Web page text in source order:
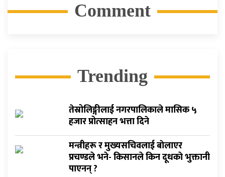
Comment
Trending
तेस्रोलिङ्गीलाई नगरपालिकाले मासिक ५
हजार प्रोत्साहन भत्ता दिने
मन्त्रीहरू र मुख्यसचिवलाई बाेलाएर
प्रचण्डले भने- किसानले किन दूधकाे भुक्तानी
पाएनन् ?